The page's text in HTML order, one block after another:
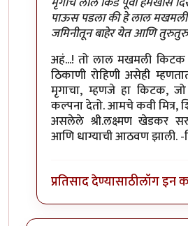
पाऊस पडला की हे लाल
जमिनीतून बाहेर येत आणि
अहं...! तो लाल मखमली किटक
ठिकाणी रोहिणी असेही
मृगाचा, म्हणजे हा किटक,
कल्पना देतो. आमचे कवी मित्र,
असलेले श्री.लक्ष्मण खेडकर
आणि धाग्याची आठवण झाली. -
प्रतिसाद देण्यासाठीलॉग इन